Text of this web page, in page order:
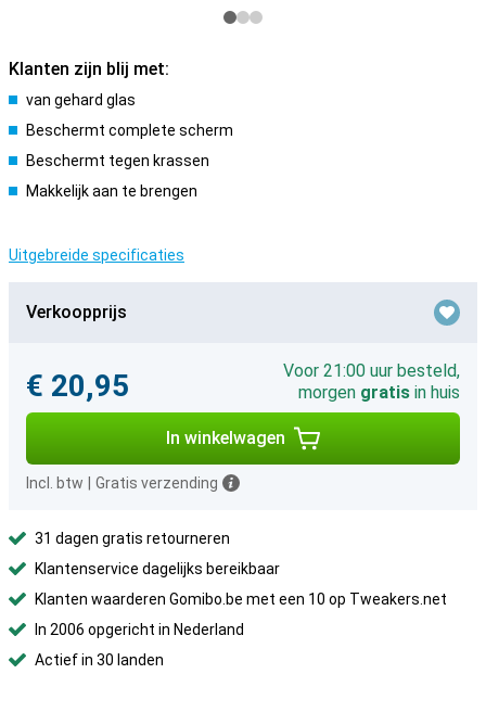
Klanten zijn blij met:
van gehard glas
Beschermt complete scherm
Beschermt tegen krassen
Makkelijk aan te brengen
Uitgebreide specificaties
Verkoopprijs
€ 20,95
Voor 21:00 uur besteld,
morgen gratis in huis
In winkelwagen
Incl. btw Gratis verzending
31 dagen gratis retourneren
Klantenservice dagelijks bereikbaar
Klanten waarderen Gomibo.be met een 10 op Tweakers.net
In 2006 opgericht in Nederland
Actief in 30 landen